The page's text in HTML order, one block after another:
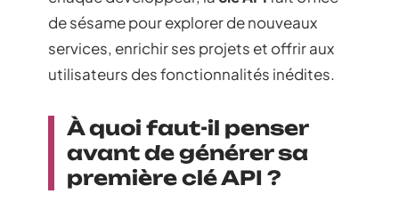
de sésame pour explorer de nouveaux
services, enrichir ses projets et offrir aux
utilisateurs des fonctionnalités inédites.
À quoi faut-il penser
avant de générer sa
première clé API ?